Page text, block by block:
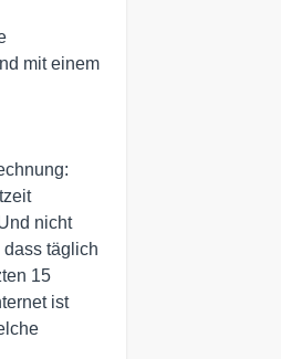
mit einem
nicht
täglich
15
ist